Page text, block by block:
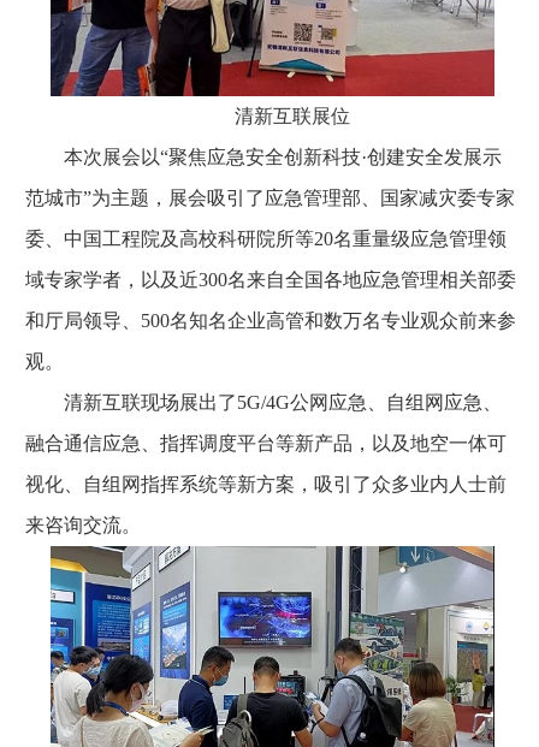
清新互联展位
本次展会以“聚焦应急安全创新科技·创建安全发展示
范城市”为主题，展会吸引了应急管理部、国家减灾委专家
委、中国工程院及高校科研院所等20名重量级应急管理领
域专家学者，以及近300名来自全国各地应急管理相关部委
和厅局领导、500名知名企业高管和数万名专业观众前来参
观。
清新互联现场展出了5G/4G公网应急、自组网应急、
融合通信应急、指挥调度平台等新产品，以及地空一体可
视化、自组网指挥系统等新方案，吸引了众多业内人士前
来咨询交流。